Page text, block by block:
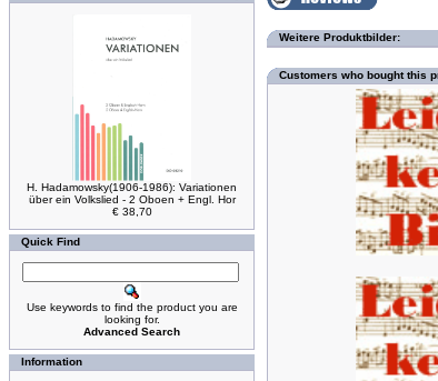
H. Hadamowsky(1906-1986): Variationen
über ein Volkslied - 2 Oboen + Engl. Hor
€ 38,70
Quick Find
Use keywords to find the product you are
looking for.
Advanced Search
Information
Weitere Produktbilder:
Customers who bought this